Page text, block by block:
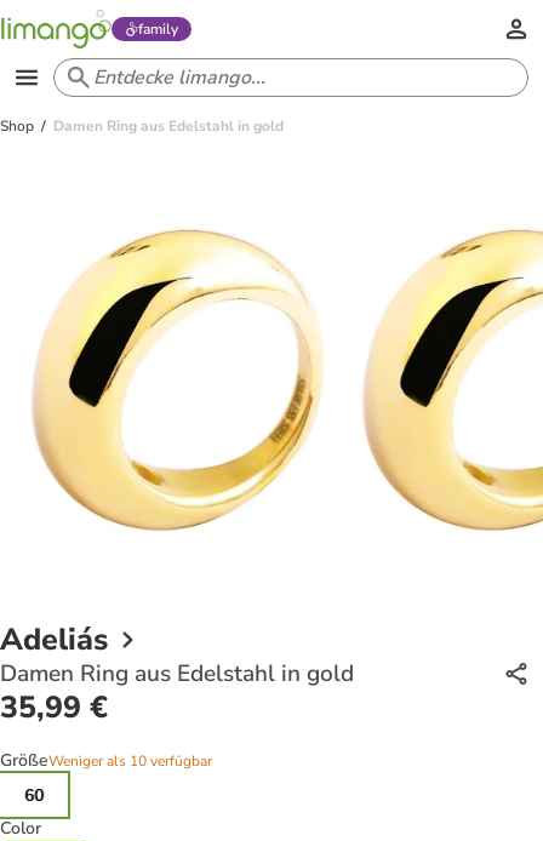
family
Shop Damen Ring aus Edelstahl in gold
Adeliás
Damen Ring aus Edelstahl in gold
35,99 €
GrößeWeniger als 10 verfügbar
60
Color